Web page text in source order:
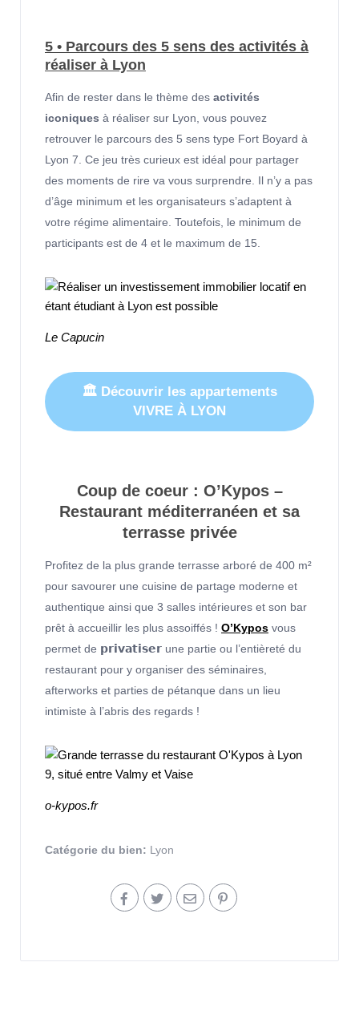
5 • Parcours des 5 sens des activités à
réaliser à Lyon
Afin de rester dans le thème des activités
iconiques à réaliser sur Lyon, vous pouvez
retrouver le parcours des 5 sens type Fort Boyard à
Lyon 7. Ce jeu très curieux est idéal pour partager
des moments de rire va vous surprendre. Il n’y a pas
d’âge minimum et les organisateurs s’adaptent à
votre régime alimentaire. Toutefois, le minimum de
participants est de 4 et le maximum de 15.
Le Capucin
🏛 Découvrir les appartements
VIVRE À LYON
Coup de coeur : O’Kypos –
Restaurant méditerranéen et sa
terrasse privée
Profitez de la plus grande terrasse arboré de 400 m²
pour savourer une cuisine de partage moderne et
authentique ainsi que 3 salles intérieures et son bar
prêt à accueillir les plus assoiffés ! O’Kypos vous
permet de 𝗽𝗿𝗶𝘃𝗮𝘁𝗶𝘀𝗲𝗿 une partie ou l’entièreté du
restaurant pour y organiser des séminaires,
afterworks et parties de pétanque dans un lieu
intimiste à l’abris des regards !
o-kypos.fr
Catégorie du bien: Lyon